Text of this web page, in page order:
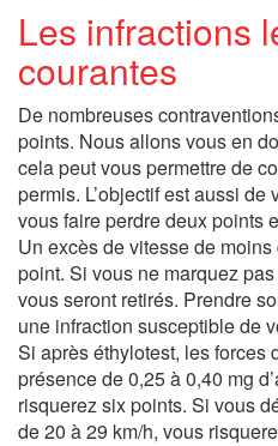
Les infractions
courantes
De nombreuses
points. Nous allons vous en
cela peut vous permettre de
permis. L’objectif est aussi
vous faire perdre deux points
Un excès de vitesse de
point. Si vous ne marquez
vous seront retirés. Prendre
une infraction susceptible de
Si après éthylotest, les forces
présence de 0,25 à 0,40 mg
risquerez six points. Si vous
de 20 à 29 km/h, vous